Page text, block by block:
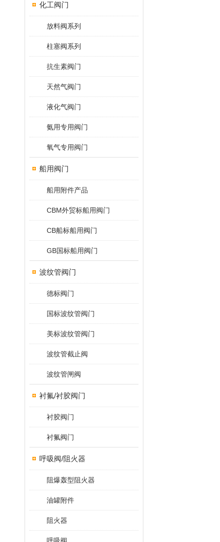
化工阀门
放料阀系列
柱塞阀系列
抗生素阀门
天然气阀门
液化气阀门
氨用专用阀门
氧气专用阀门
船用阀门
船用附件产品
CBM外贸标船用阀门
CB船标船用阀门
GB国标船用阀门
波纹管阀门
德标阀门
国标波纹管阀门
美标波纹管阀门
波纹管截止阀
波纹管闸阀
衬氟/衬胶阀门
衬胶阀门
衬氟阀门
呼吸阀/阻火器
阻爆轰型阻火器
油罐附件
阻火器